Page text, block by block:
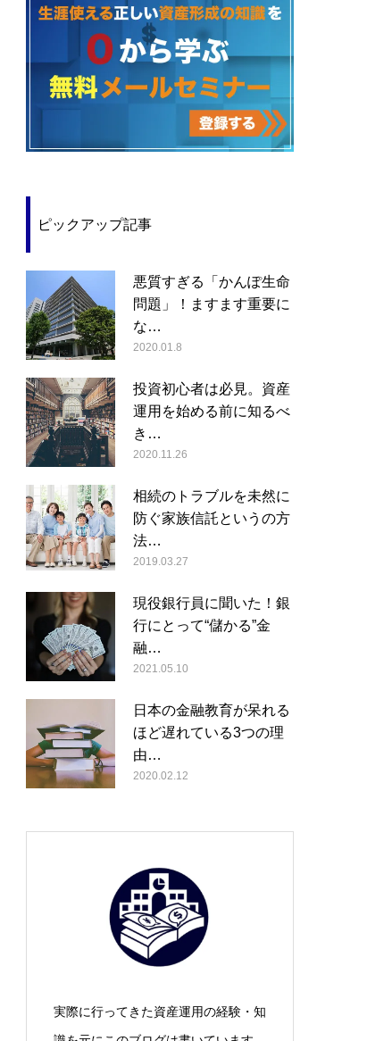
ピックアップ記事
悪質すぎる「かんぽ生命
問題」！ますます重要に
な…
2020.01.8
投資初心者は必見。資産
運用を始める前に知るべ
き…
2020.11.26
相続のトラブルを未然に
防ぐ家族信託というの方
法…
2019.03.27
現役銀行員に聞いた！銀
行にとって“儲かる”金
融…
2021.05.10
日本の金融教育が呆れる
ほど遅れている3つの理
由…
2020.02.12
実際に行ってきた資産運用の経験・知